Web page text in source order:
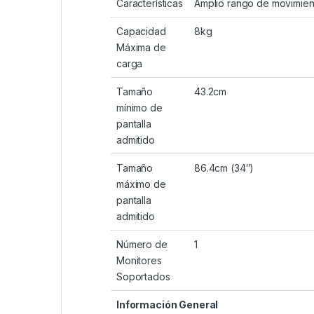
Características Amplio rango de
Capacidad
Máxima de
carga
8kg
Tamaño
mínimo de
pantalla
admitido
43.2cm
Tamaño
máximo de
pantalla
admitido
86.4cm (34″)
Número de
Monitores
Soportados
1
Información General